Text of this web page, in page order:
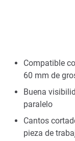
Compatible
60 mm de
Buena
paralelo
Cantos
pieza de